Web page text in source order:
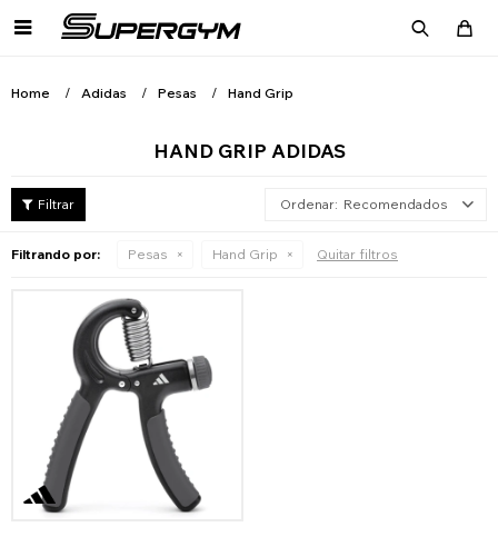

Home Adidas Pesas Hand Grip
HAND GRIP ADIDAS
Recomendados
Filtrando por: Pesas Hand Grip Quitar filtros